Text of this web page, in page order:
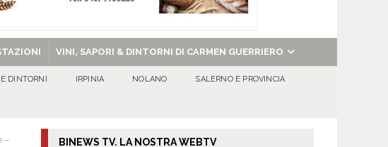
VINI, SAPORI & DINTORNI DI CARMEN GUERRIERO
DINTORNI IRPINIA NOLANO SALERNO E PROVINCIA
– BINEWS TV. LA NOSTRA WEBTV